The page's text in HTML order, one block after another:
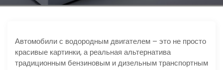
Автомобили с водородным двигателем – это не просто
красивые картинки, а реальная альтернатива
традиционным бензиновым и дизельным транспортным